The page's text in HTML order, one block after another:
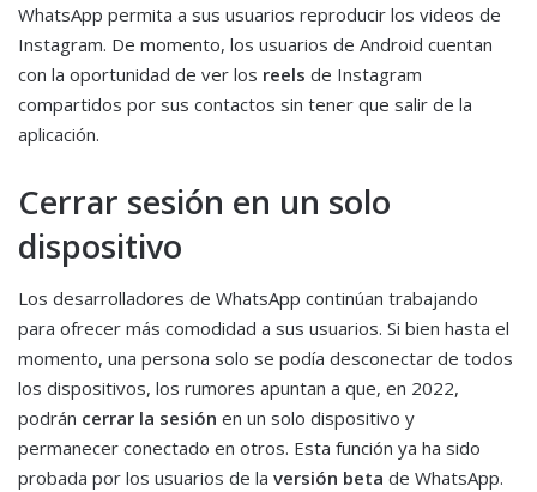
WhatsApp permita a sus usuarios reproducir los videos de
Instagram. De momento, los usuarios de Android cuentan
con la oportunidad de ver los reels de Instagram
compartidos por sus contactos sin tener que salir de la
aplicación.
Cerrar sesión en un solo
dispositivo
Los desarrolladores de WhatsApp continúan trabajando
para ofrecer más comodidad a sus usuarios. Si bien hasta el
momento, una persona solo se podía desconectar de todos
los dispositivos, los rumores apuntan a que, en 2022,
podrán cerrar la sesión en un solo dispositivo y
permanecer conectado en otros. Esta función ya ha sido
probada por los usuarios de la versión beta de WhatsApp.